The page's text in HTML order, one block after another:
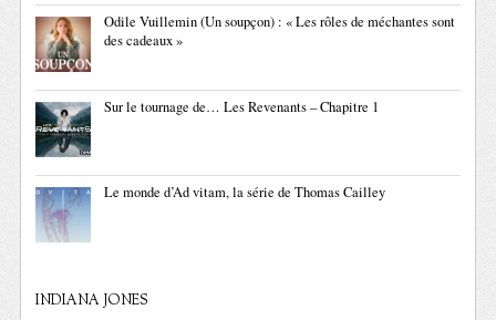
Odile Vuillemin (Un soupçon) : « Les rôles de méchantes sont
des cadeaux »
Sur le tournage de… Les Revenants – Chapitre 1
Le monde d’Ad vitam, la série de Thomas Cailley
INDIANA JONES